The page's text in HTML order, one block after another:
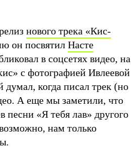
нового трека «Кис-
он посвятил Насте
в соцсетях видео, на
с фотографией Ивлеевой
когда писал трек (но
А еще мы заметили, что
«Я тебя лав» другого
нам только